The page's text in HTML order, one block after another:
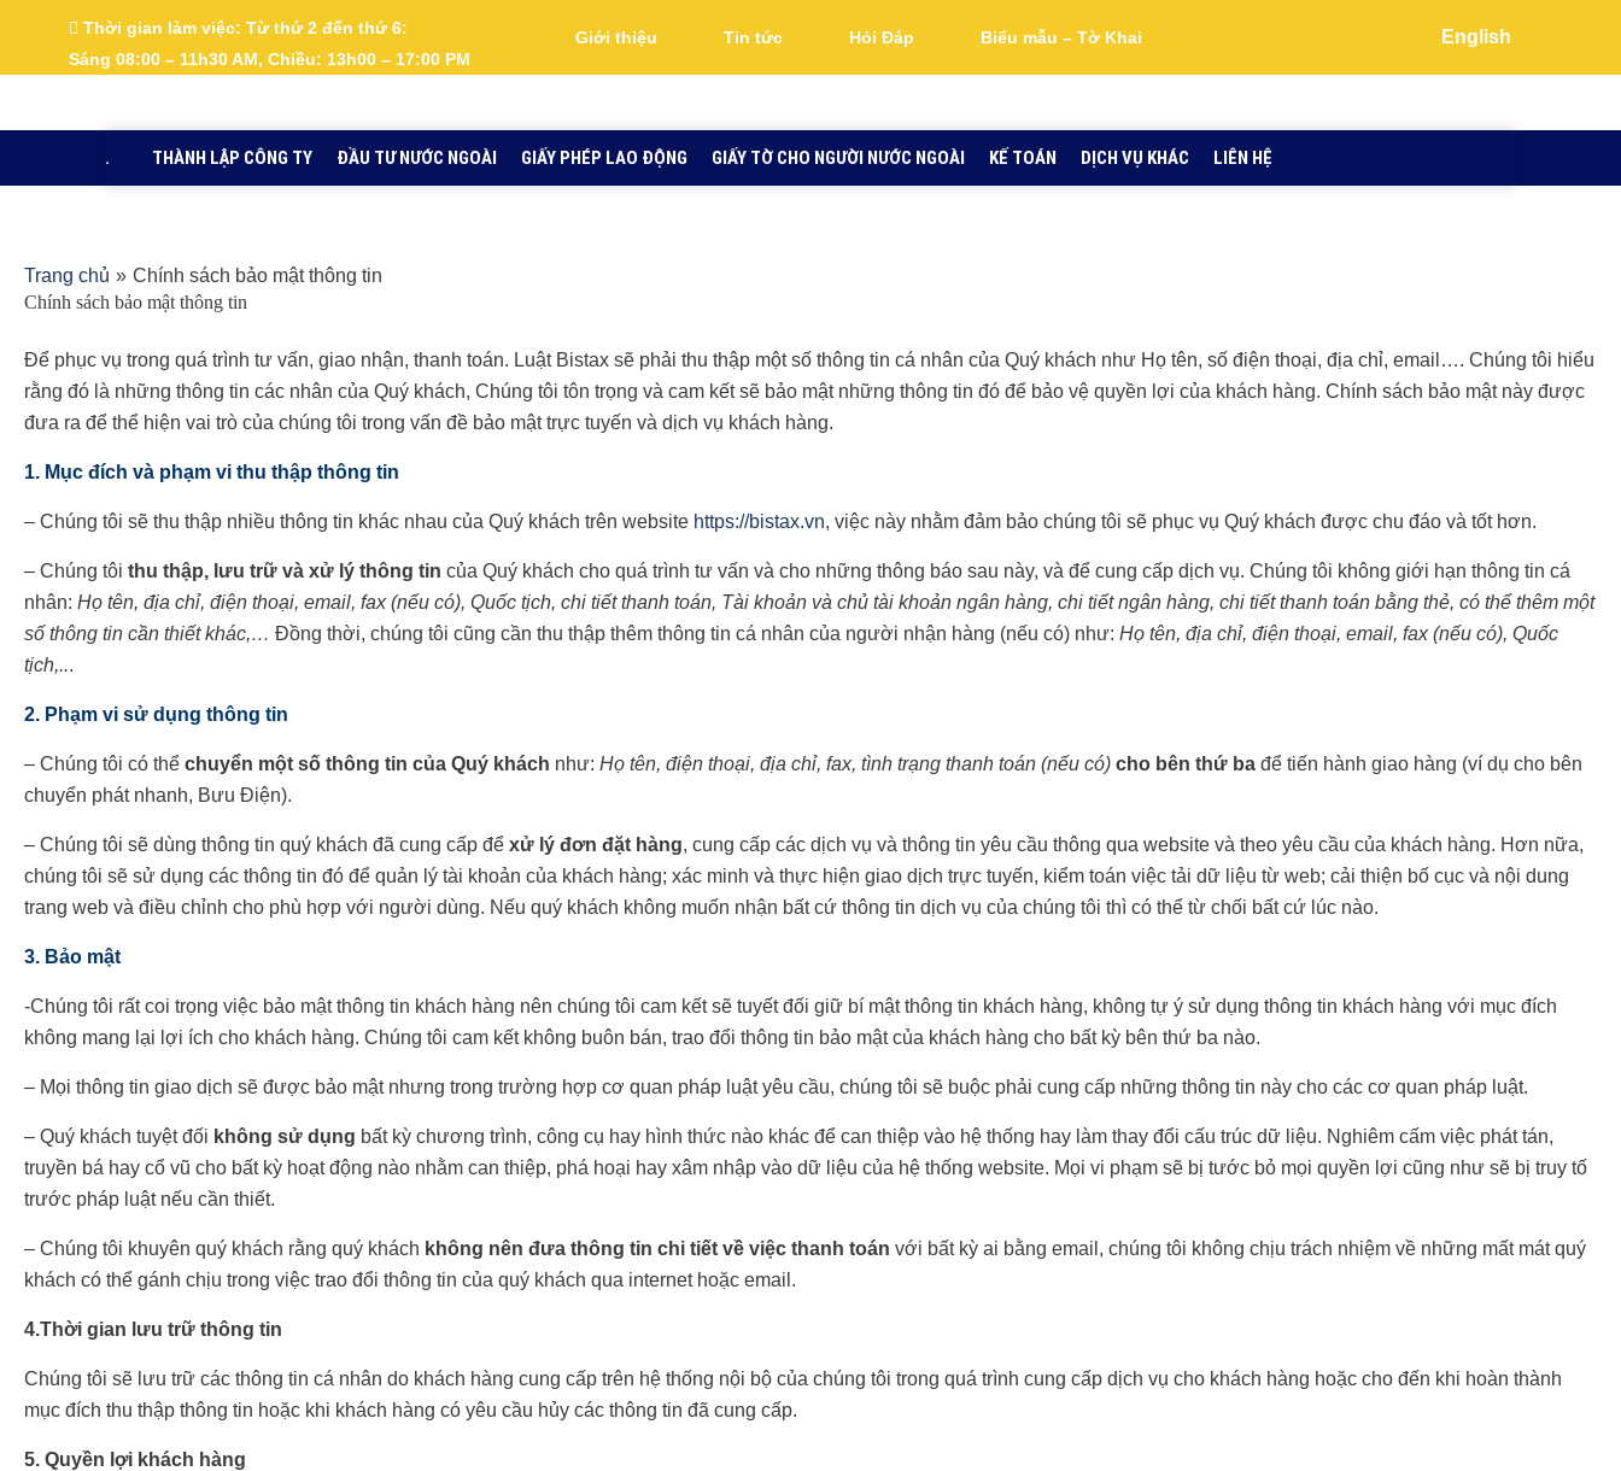
nội
Thời gian làm việc: Từ thứ 2 đến thứ 6:
Sáng 08:00 – 11h30 AM, Chiều: 13h00 – 17:00 PM
Giới thiệu Tin tức Hỏi Đáp Biểu mẫu – Tờ Khai English
. THÀNH LẬP CÔNG TY ĐẦU TƯ NƯỚC NGOÀI GIẤY PHÉP LAO ĐỘNG GIẤY TỜ CHO NGƯỜI NƯỚC NGOÀI KẾ TOÁN DỊCH VỤ KHÁC LIÊN HỆ
Trang chủ
Chính sách bảo mật thông tin
Chính sách bảo mật thông tin
Để phục vụ trong quá trình tư vấn, giao nhận, thanh toán. Luật Bistax sẽ phải thu thập một số thông tin cá nhân của Quý khách như Họ tên, số điện thoại, địa chỉ, email…. Chúng tôi hiểu
rằng đó là những thông tin các nhân của Quý khách, Chúng tôi tôn trọng và cam kết sẽ bảo mật những thông tin đó để bảo vệ quyền lợi của khách hàng. Chính sách bảo mật này được
đưa ra để thể hiện vai trò của chúng tôi trong vấn đề bảo mật trực tuyến và dịch vụ khách hàng.
1. Mục đích và phạm vi thu thập thông tin
– Chúng tôi sẽ thu thập nhiều thông tin khác nhau của Quý khách trên website https://bistax.vn, việc này nhằm đảm bảo chúng tôi sẽ phục vụ Quý khách được chu đáo và tốt hơn.
– Chúng tôi thu thập, lưu trữ và xử lý thông tin của Quý khách cho quá trình tư vấn và cho những thông báo sau này, và để cung cấp dịch vụ. Chúng tôi không giới hạn thông tin cá
nhân: Họ tên, địa chỉ, điện thoại, email, fax (nếu có), Quốc tịch, chi tiết thanh toán, Tài khoản và chủ tài khoản ngân hàng, chi tiết ngân hàng, chi tiết thanh toán bằng thẻ, có thể thêm một
số thông tin cần thiết khác,… Đồng thời, chúng tôi cũng cần thu thập thêm thông tin cá nhân của người nhận hàng (nếu có) như: Họ tên, địa chỉ, điện thoại, email, fax (nếu có), Quốc
tịch,...
2. Phạm vi sử dụng thông tin
– Chúng tôi có thể chuyển một số thông tin của Quý khách như: Họ tên, điện thoại, địa chỉ, fax, tình trạng thanh toán (nếu có) cho bên thứ ba để tiến hành giao hàng (ví dụ cho bên
chuyển phát nhanh, Bưu Điện).
– Chúng tôi sẽ dùng thông tin quý khách đã cung cấp để xử lý đơn đặt hàng, cung cấp các dịch vụ và thông tin yêu cầu thông qua website và theo yêu cầu của khách hàng. Hơn nữa,
chúng tôi sẽ sử dụng các thông tin đó để quản lý tài khoản của khách hàng; xác minh và thực hiện giao dịch trực tuyến, kiểm toán việc tải dữ liệu từ web; cải thiện bố cục và nội dung
trang web và điều chỉnh cho phù hợp với người dùng. Nếu quý khách không muốn nhận bất cứ thông tin dịch vụ của chúng tôi thì có thể từ chối bất cứ lúc nào.
3. Bảo mật
-Chúng tôi rất coi trọng việc bảo mật thông tin khách hàng nên chúng tôi cam kết sẽ tuyết đối giữ bí mật thông tin khách hàng, không tự ý sử dụng thông tin khách hàng với mục đích
không mang lại lợi ích cho khách hàng. Chúng tôi cam kết không buôn bán, trao đổi thông tin bảo mật của khách hàng cho bất kỳ bên thứ ba nào.
– Mọi thông tin giao dịch sẽ được bảo mật nhưng trong trường hợp cơ quan pháp luật yêu cầu, chúng tôi sẽ buộc phải cung cấp những thông tin này cho các cơ quan pháp luật.
– Quý khách tuyệt đối không sử dụng bất kỳ chương trình, công cụ hay hình thức nào khác để can thiệp vào hệ thống hay làm thay đổi cấu trúc dữ liệu. Nghiêm cấm việc phát tán,
truyền bá hay cổ vũ cho bất kỳ hoạt động nào nhằm can thiệp, phá hoại hay xâm nhập vào dữ liệu của hệ thống website. Mọi vi phạm sẽ bị tước bỏ mọi quyền lợi cũng như sẽ bị truy tố
trước pháp luật nếu cần thiết.
– Chúng tôi khuyên quý khách rằng quý khách không nên đưa thông tin chi tiết về việc thanh toán với bất kỳ ai bằng email, chúng tôi không chịu trách nhiệm về những mất mát quý
khách có thể gánh chịu trong việc trao đổi thông tin của quý khách qua internet hoặc email.
4.Thời gian lưu trữ thông tin
Chúng tôi sẽ lưu trữ các thông tin cá nhân do khách hàng cung cấp trên hệ thống nội bộ của chúng tôi trong quá trình cung cấp dịch vụ cho khách hàng hoặc cho đến khi hoàn thành
mục đích thu thập thông tin hoặc khi khách hàng có yêu cầu hủy các thông tin đã cung cấp.
5. Quyền lợi khách hàng